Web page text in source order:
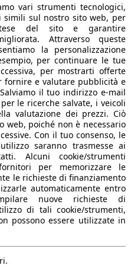
responsabilità per la correttezza
Torna su
auto europeo.
vari strumenti tecnologici,
simili sul nostro sito web, per
del sito e garantire
Attraverso queste
la personalizzazione
per continuare le tue
per mostrarti offerte
fornire e valutare pubblicità e
il tuo indirizzo e-mail
le ricerche salvate, i veicoli
valutazione dei prezzi. Ciò
web, poiché non è necessario
Con il tuo consenso, le
saranno trasmesse ai
Alcuni cookie/strumenti
per memorizzare le
le richieste di finanziamento
automaticamente entro
nuove richieste di
di tali cookie/strumenti,
possono essere utilizzate in